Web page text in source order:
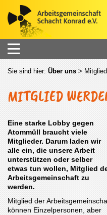
Sie sind hier: Über uns >
MITGLIED
Eine starke Lobby gegen
Atommüll braucht viele
Mitglieder. Darum laden wir
alle ein, die unsere Arbeit
unterstützen oder selber
etwas tun wollen, Mitglied
Arbeitsgemeinschaft zu
werden.
Mitglied der
können Einzelpersonen, aber